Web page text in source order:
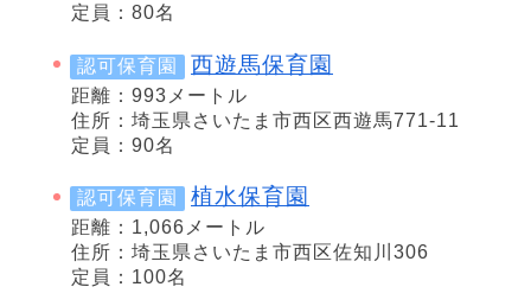
定員：80名
認可保育園 西遊馬保育園
距離：993メートル
住所：埼玉県さいたま市西区西遊馬771-11
定員：90名
認可保育園 植水保育園
距離：1,066メートル
住所：埼玉県さいたま市西区佐知川306
定員：100名